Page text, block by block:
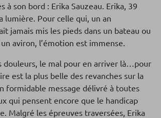
à son bord : Erika Sauzeau. Erika, 39
lumière. Pour celle qui, un an
jamais mis les pieds dans un bateau ou
aviron, l’émotion est immense.
douleurs, le mal pour en arriver là…pour
est la plus belle des revanches sur la
formidable message délivré à toutes
qui pensent encore que le handicap
Malgré les épreuves traversées, Erika